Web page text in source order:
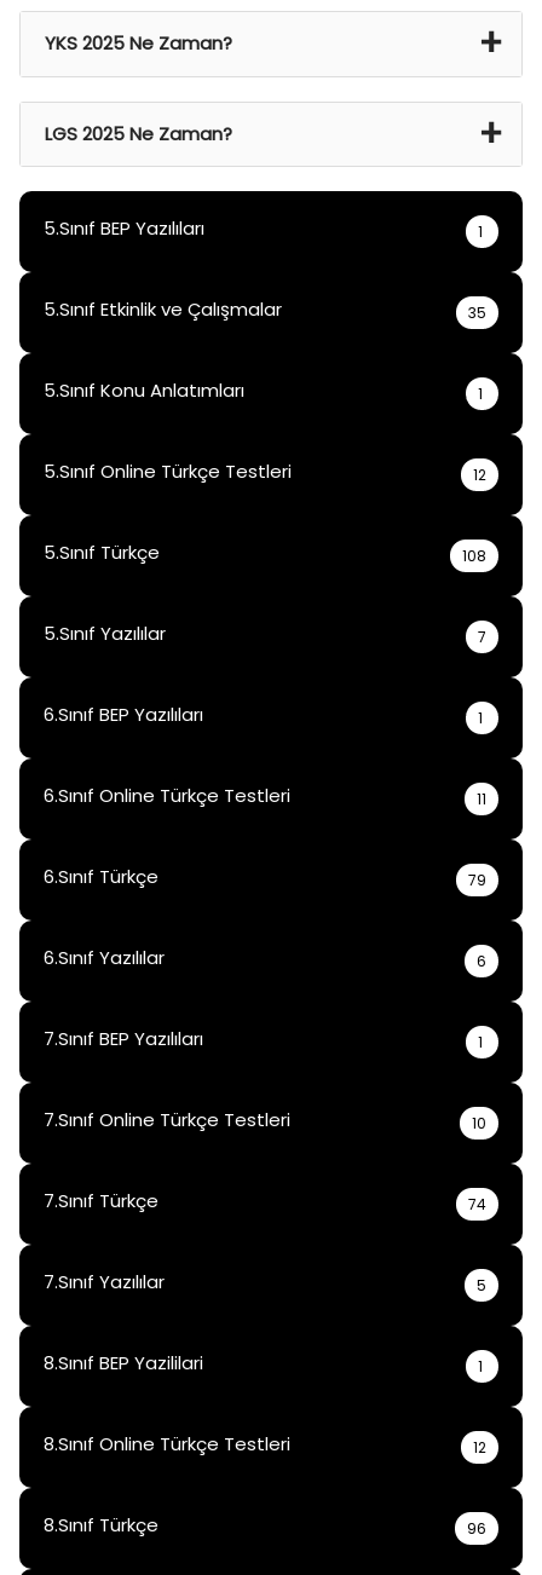
YKS 2025 Ne Zaman?
LGS 2025 Ne Zaman?
5.Sınıf BEP Yazılıları
1
5.Sınıf Etkinlik ve Çalışmalar 35
5.Sınıf Konu Anlatımları 1
5.Sınıf Online Türkçe Testleri 12
5.Sınıf Türkçe 108
5.Sınıf Yazılılar 7
6.Sınıf BEP Yazılıları 1
6.Sınıf Online Türkçe Testleri 11
6.Sınıf Türkçe 79
6.Sınıf Yazılılar 6
7.Sınıf BEP Yazılıları 1
7.Sınıf Online Türkçe Testleri 10
7.Sınıf Türkçe 74
7.Sınıf Yazılılar 5
8.Sınıf BEP Yazililari 1
8.Sınıf Online Türkçe Testleri 12
8.Sınıf Türkçe 96